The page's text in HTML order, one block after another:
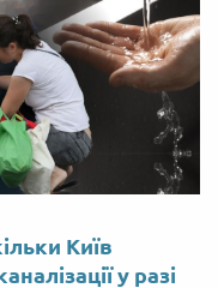
Київ
у разі